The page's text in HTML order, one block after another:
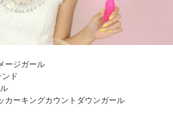
ージガール
ド
ーキングカウントダウンガール